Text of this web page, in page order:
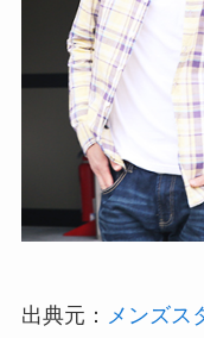
出典元： メンズス